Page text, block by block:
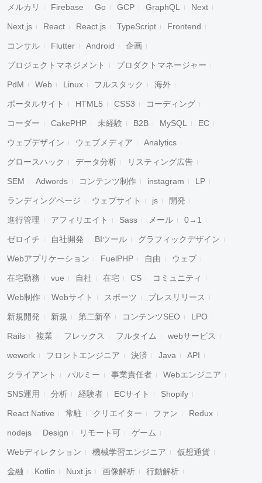
メルカリ Firebase Go GCP GraphQL Next
Next.js React React.js TypeScript Frontend
コンサル Flutter Android 企画
プロジェクトマネジメント プロダクトマネージャー
PdM Web Linux フルスタック 海外
ポータルサイト HTML5 CSS3 コーディング
コーダー CakePHP 未経験 B2B MySQL EC
ウェブデザイン ウェブメディア Analytics
グロースハック データ分析 リスティング広告
SEM Adwords コンテンツ制作 instagram LP
ランディングページ ウェブサイト js 開発
進行管理 アフィリエイト Sass メール 0→1
ゼロイチ 自社開発 BIツール グラフィックデザイン
Webアプリケーション FuelPHP 自由 ウェブ
在宅勤務 vue 自社 在宅 CS コミュニティ
Web制作 Webサイト スポーツ プレスリリース
新規開発 新規 第二新卒 コンテンツSEO LPO
Rails 複業 フレックス フルタイム webサービス
wework フロントエンジニア 決済 Java API
クライアント パルミー 事業責任者 Webエンジニア
SNS運用 分析 経験者 ECサイト Shopify
React Native 常駐 クリエイター ファン Redux
nodejs Design リモート可 ゲーム
Webディレクション 機械学習エンジニア 仮想通貨
金融 Kotlin Nuxt.js 画像解析 行動解析